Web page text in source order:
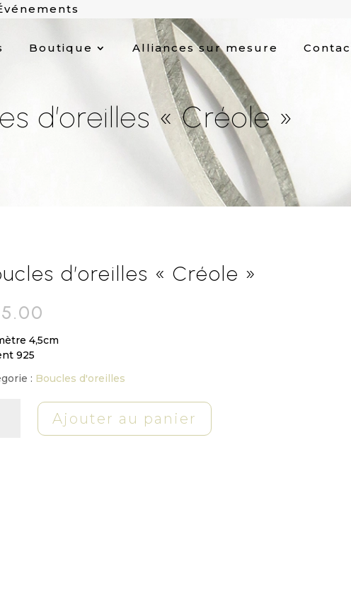
Boutique Alliances sur mesure
d’oreilles « Créole »
d’oreilles « Créole »
4,5cm
925
: Boucles d'oreilles
Ajouter au panier